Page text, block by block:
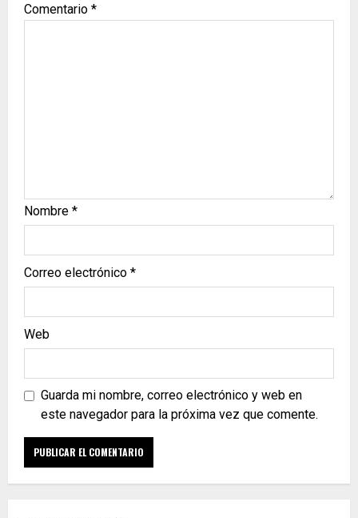
Comentario *
Nombre *
Correo electrónico *
Web
Guarda mi nombre, correo electrónico y web en
este navegador para la próxima vez que comente.